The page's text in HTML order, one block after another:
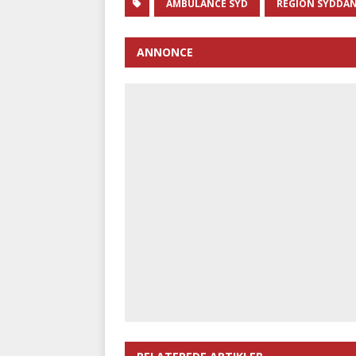
AMBULANCE SYD REGION
ANNONCE